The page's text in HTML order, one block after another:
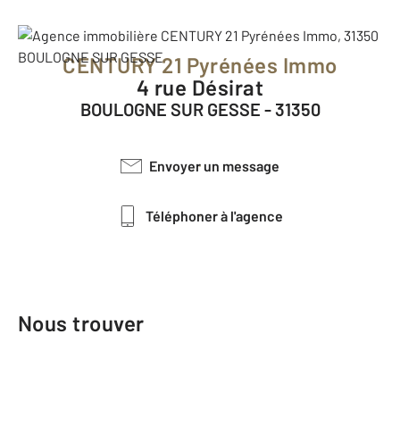
CENTURY 21 Pyrénées Immo
4 rue Désirat
BOULOGNE SUR GESSE - 31350
Envoyer un message
Téléphoner à l'agence
Nous trouver